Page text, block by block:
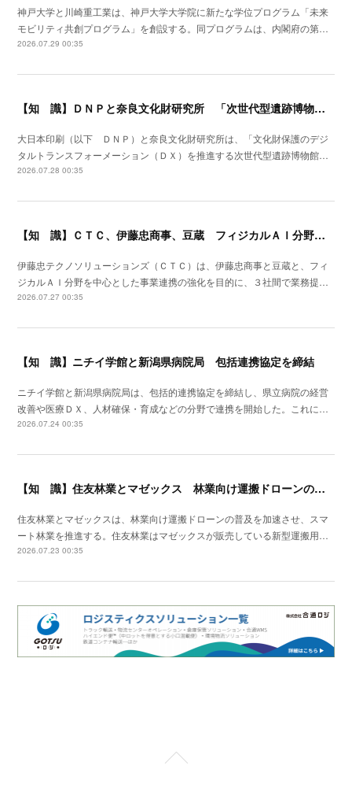
神戸大学と川崎重工業は、神戸大学大学院に新たな学位プログラム「未来
モビリティ共創プログラム」を創設する。同プログラムは、内閣府の第…
2026.07.29 00:35
【知 識】ＤＮＰと奈良文化財研究所 「次世代型遺跡博物館」実現に向け連携研究
大日本印刷（以下 ＤＮＰ）と奈良文化財研究所は、「文化財保護のデジ
タルトランスフォーメーション（ＤＸ）を推進する次世代型遺跡博物館…
2026.07.28 00:35
【知 識】ＣＴＣ、伊藤忠商事、豆蔵 フィジカルＡＩ分野で業務提携
伊藤忠テクノソリューションズ（ＣＴＣ）は、伊藤忠商事と豆蔵と、フィ
ジカルＡＩ分野を中心とした事業連携の強化を目的に、３社間で業務提…
2026.07.27 00:35
【知 識】ニチイ学館と新潟県病院局 包括連携協定を締結
ニチイ学館と新潟県病院局は、包括的連携協定を締結し、県立病院の経営
改善や医療ＤＸ、人材確保・育成などの分野で連携を開始した。これに…
2026.07.24 00:35
【知 識】住友林業とマゼックス 林業向け運搬ドローンの普及を加速
住友林業とマゼックスは、林業向け運搬ドローンの普及を加速させ、スマ
ート林業を推進する。住友林業はマゼックスが販売している新型運搬用…
2026.07.23 00:35